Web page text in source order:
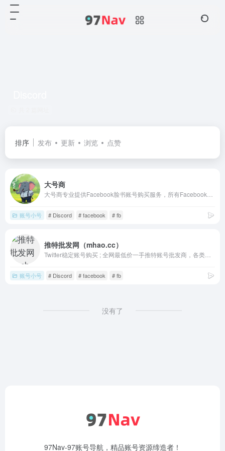
排序 发布 更新 浏览 点赞
大号商
账号小号 # Discord # facebook # fb
推特批发网（mhao.cc）
账号小号 # Discord # facebook # fb
没有了
97Nav-97账号导航，精品账号资源缔造者！